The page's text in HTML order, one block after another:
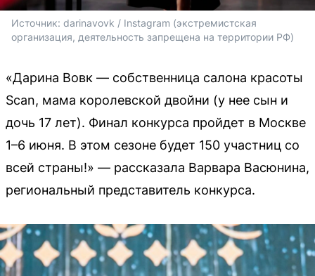
Источник: darinavovk / Instagram (экстремистская
организация, деятельность запрещена на территории РФ)
«Дарина Вовк — собственница салона красоты
Scan, мама королевской двойни (у нее сын и
дочь 17 лет). Финал конкурса пройдет в Москве
1–6 июня. В этом сезоне будет 150 участниц со
всей страны!» — рассказала Варвара Васюнина,
региональный представитель конкурса.